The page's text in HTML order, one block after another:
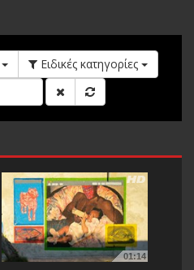
Ειδικές κατηγορίες
01:14